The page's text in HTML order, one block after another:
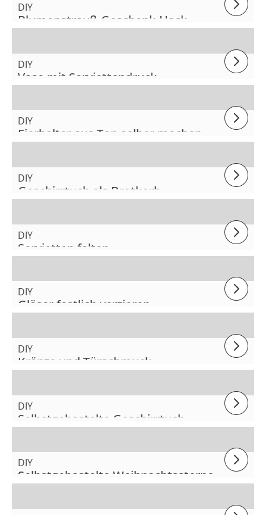
DIY
Blumenstrauß-Geschenk-Hack
DIY
Vase mit Serviettendruck
DIY
Eierhalter aus Ton selber machen
DIY
Geschirrtuch als Brotkorb
DIY
Servietten falten
DIY
Gläser festlich verzieren
DIY
Kränze und Türschmuck
DIY
Selbstgebastelte Geschirrtuch-
DIY
Selbstgebastelte Weihnachtssterne